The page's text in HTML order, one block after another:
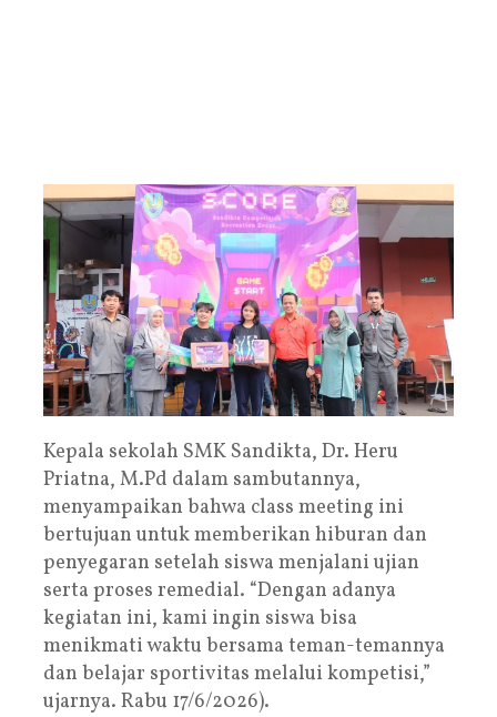
Kepala sekolah SMK Sandikta, Dr. Heru
Priatna, M.Pd dalam sambutannya,
menyampaikan bahwa class meeting ini
bertujuan untuk memberikan hiburan dan
penyegaran setelah siswa menjalani ujian
serta proses remedial. “Dengan adanya
kegiatan ini, kami ingin siswa bisa
menikmati waktu bersama teman-temannya
dan belajar sportivitas melalui kompetisi,”
ujarnya. Rabu 17/6/2026).